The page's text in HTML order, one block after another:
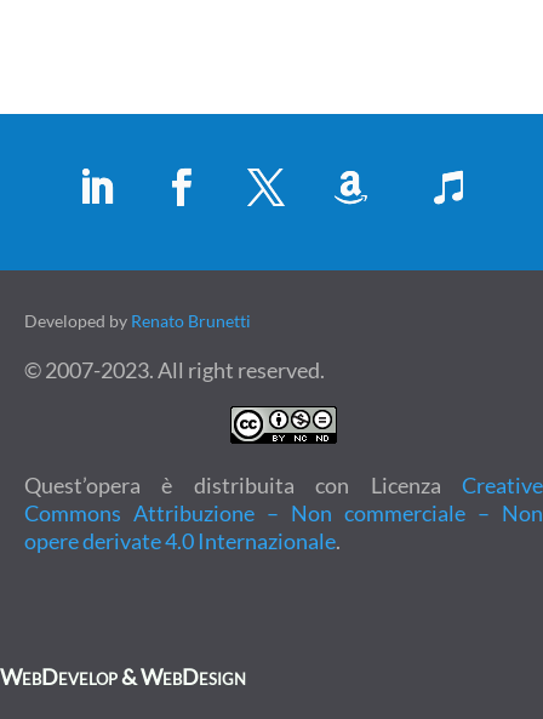
Developed by Renato Brunetti
© 2007-2023. All right reserved.
Quest’opera è distribuita con Licenza Creative
Commons Attribuzione – Non commerciale – Non
opere derivate 4.0 Internazionale.
WebDevelop & WebDesign